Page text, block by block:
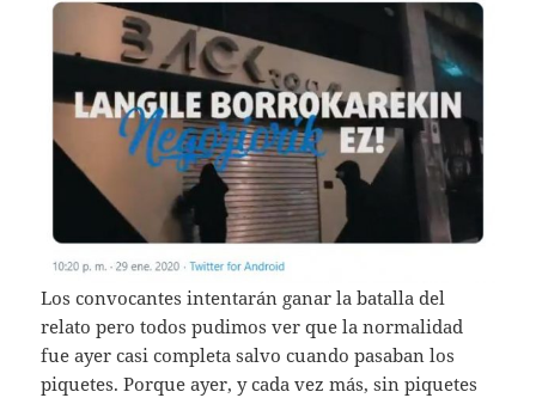
Los convocantes intentarán ganar la batalla del
relato pero todos pudimos ver que la normalidad
fue ayer casi completa salvo cuando pasaban los
piquetes. Porque ayer, y cada vez más, sin piquetes